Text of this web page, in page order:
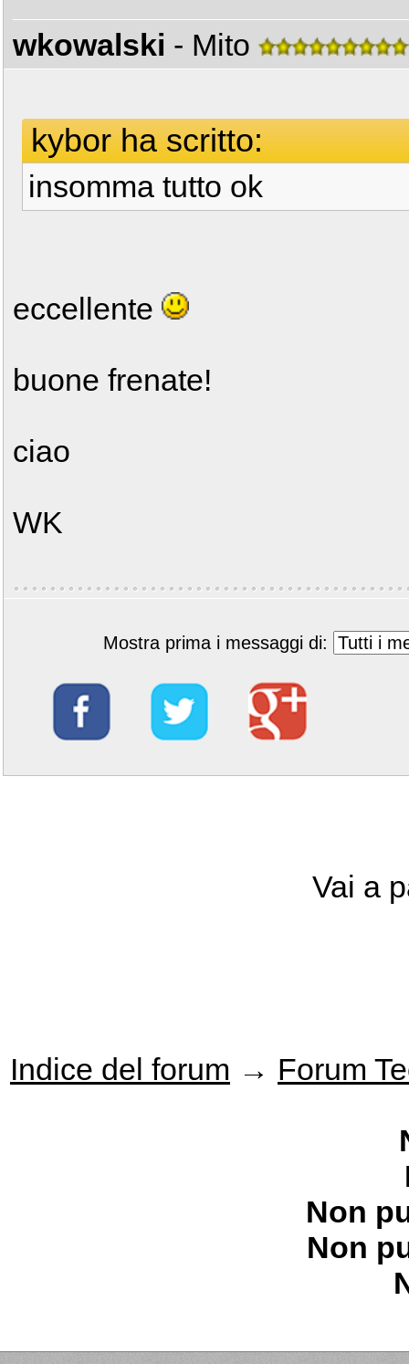
wkowalski - Mito
kybor ha scritto:
insomma tutto ok
eccellente
buone frenate!
ciao
WK
Mostra prima i messaggi di:
Vai a
Indice del forum → Forum
Non
Non